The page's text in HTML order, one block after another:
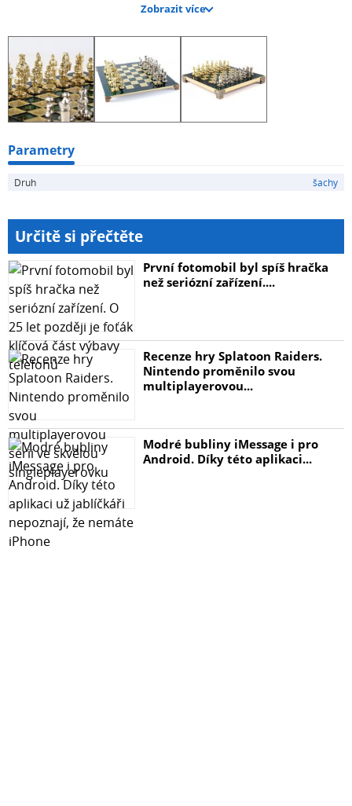
decoration: none; text-indent: 0px; text-transform: none;
-webkit-text-stroke-width: 0px; white-space: norma
Zobrazit více
Parametry
Druh šachy
Určitě si přečtěte
První fotomobil byl spíš hračka
než seriózní zařízení....
Recenze hry Splatoon Raiders.
Nintendo proměnilo svou
multiplayerovou...
Modré bubliny iMessage i pro
Android. Díky této aplikaci...